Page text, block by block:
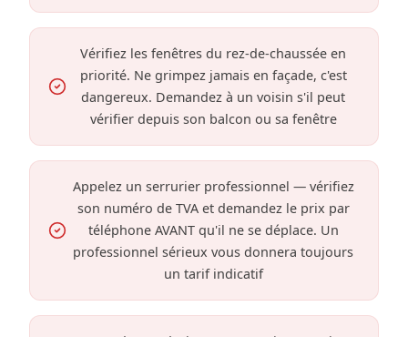
Vérifiez les fenêtres du rez-de-chaussée en
priorité. Ne grimpez jamais en façade, c'est
dangereux. Demandez à un voisin s'il peut
vérifier depuis son balcon ou sa fenêtre
Appelez un serrurier professionnel — vérifiez
son numéro de TVA et demandez le prix par
téléphone AVANT qu'il ne se déplace. Un
professionnel sérieux vous donnera toujours
un tarif indicatif